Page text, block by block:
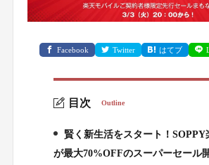
Facebook Twitter はてブ
目次 Outline
1.
賢く新生活をスタート！SOPPY
が最大70%OFFのスーパーセール